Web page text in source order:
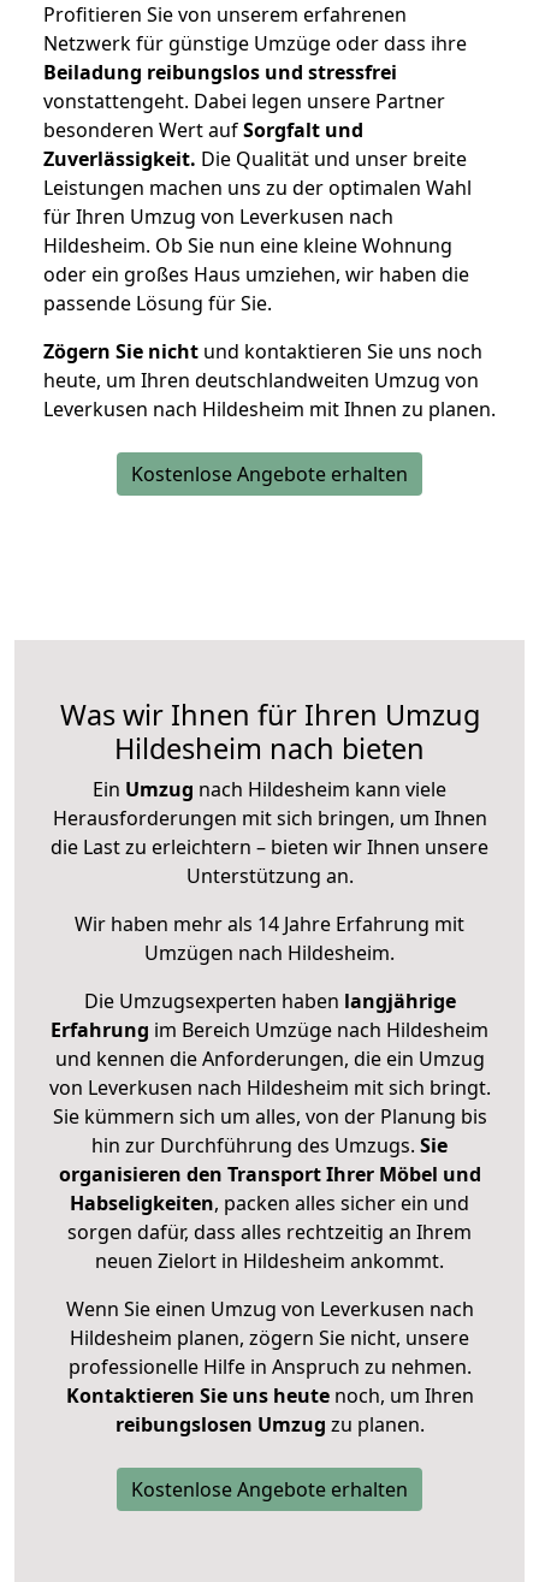
Profitieren Sie von unserem erfahrenen
Netzwerk für günstige Umzüge oder dass ihre
Beiladung reibungslos und stressfrei
vonstattengeht. Dabei legen unsere Partner
besonderen Wert aufSorgfalt und
Zuverlässigkeit. Die Qualität und unser breite
Leistungen machen uns zu der optimalen Wahl
für Ihren Umzug von Leverkusen nach
Hildesheim. Ob Sie nun eine kleine Wohnung
oder ein großes Haus umziehen, wir haben die
passende Lösung für Sie.
Zögern Sie nicht und kontaktieren Sie uns noch
heute, um Ihren deutschlandweiten Umzug von
Leverkusen nach Hildesheim mit Ihnen zu planen.
Kostenlose Angebote erhalten
Was wir Ihnen für Ihren Umzug
Hildesheim nach bieten
Ein Umzug nach Hildesheim kann viele
Herausforderungen mit sich bringen, um Ihnen
die Last zu erleichtern – bieten wir Ihnen unsere
Unterstützung an.
Wir haben mehr als 14 Jahre Erfahrung mit
Umzügen nach Hildesheim.
Die Umzugsexperten haben langjährige
Erfahrung im Bereich Umzüge nach Hildesheim
und kennen die Anforderungen, die ein Umzug
von Leverkusen nach Hildesheim mit sich bringt.
Sie kümmern sich um alles, von der Planung bis
hin zur Durchführung des Umzugs. Sie
organisieren den Transport Ihrer Möbel und
Habseligkeiten, packen alles sicher ein und
sorgen dafür, dass alles rechtzeitig an Ihrem
neuen Zielort in Hildesheim ankommt.
Wenn Sie einen Umzug von Leverkusen nach
Hildesheim planen, zögern Sie nicht, unsere
professionelle Hilfe in Anspruch zu nehmen.
Kontaktieren Sie uns heutenoch, um Ihren
reibungslosen Umzug zu planen.
Kostenlose Angebote erhalten